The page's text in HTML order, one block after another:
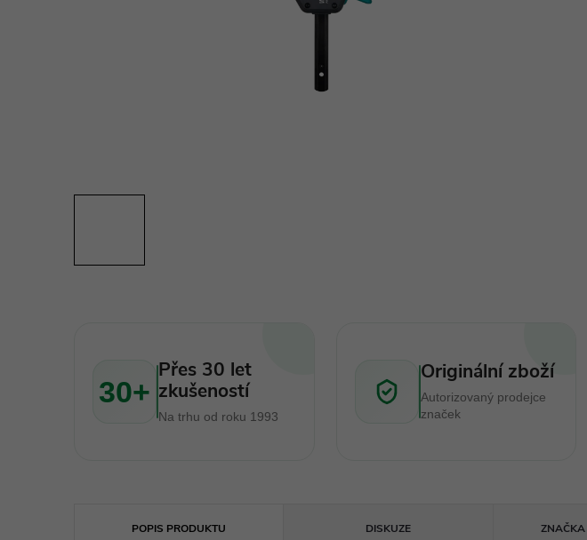
30+
Přes 30 let
zkušeností
Na trhu od roku 1993
Originální zboží
Autorizovaný prodejce
značek
POPIS PRODUKTU DISKUZE ZNAČKA